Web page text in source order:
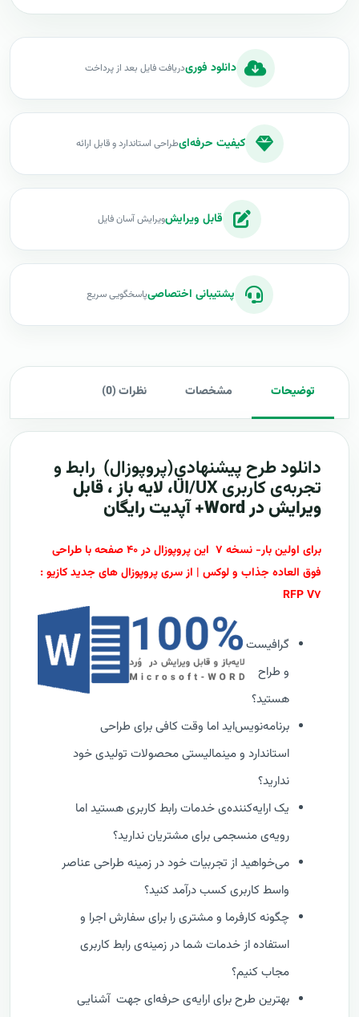
دانلود فوریدریافت فایل بعد از پرداخت
کیفیت حرفه‌ایطراحی استاندارد و قابل ارائه
قابل ویرایشویرایش آسان فایل
پشتیبانی اختصاصیپاسخگویی سریع
توضیحات مشخصات نظرات (0)
دانلود طرح پيشنهادي(پروپوزال) رابط و
تجربه‌ی کاربری UI/UX ، لایه باز ، قابل
ویرایش در Word+ آپدیت رایگان
برای اولین بار- نسخه ۷ این پروپوزال در ۴۰ صفحه با طراحی
فوق العاده جذاب و لوکس | از سری پروپوزال های جدید کازیو :
RFP V۷
گرافیست
و طراح
هستید؟
برنامه‌نویس‌اید اما وقت کافی برای طراحی
استاندارد و مینمالیستی محصولات تولیدی خود
ندارید؟
یک ارایه‌کننده‌ی خدمات رابط کاربری هستید اما
رویه‌ی منسجمی برای مشتریان ندارید؟
می‌خواهید از تجربیات‌ خود در زمینه طراحی عناصر
واسط کاربری کسب درآمد کنید؟
چگونه کارفرما و مشتری را برای سفارش اجرا و
استفاده از خدمات شما در زمینه‌ی رابط کاربری
مجاب کنیم؟
بهترین طرح برای ارایه‌ی حرفه‌ای جهت آشنایی